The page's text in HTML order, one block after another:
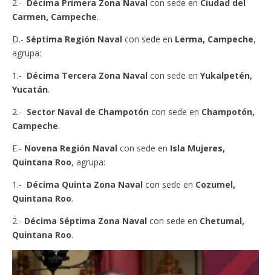
2.- Décima Primera Zona Naval con sede en Ciudad del
Carmen, Campeche.
D.- Séptima Región Naval con sede en Lerma, Campeche,
agrupa:
1.- Décima Tercera Zona Naval con sede en Yukalpetén,
Yucatán.
2.- Sector Naval de Champotón con sede en Champotón,
Campeche.
E.- Novena Región Naval con sede en Isla Mujeres,
Quintana Roo, agrupa:
1.- Décima Quinta Zona Naval con sede en Cozumel,
Quintana Roo.
2.- Décima Séptima Zona Naval con sede en Chetumal,
Quintana Roo.